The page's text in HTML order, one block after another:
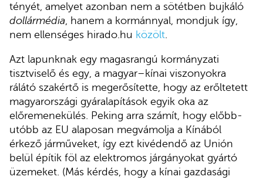
tényét, amelyet azonban nem a sötétben bujkáló
dollármédia, hanem a kormánnyal, mondjuk így,
nem ellenséges hirado.hu közölt.
Azt lapunknak egy magasrangú kormányzati
tisztviselő és egy, a magyar–kínai viszonyokra
rálátó szakértő is megerősítette, hogy az erőltetett
magyarországi gyáralapítások egyik oka az
előremenekülés. Peking arra számít, hogy előbb-
utóbb az EU alaposan megvámolja a Kínából
érkező járműveket, így ezt kivédendő az Unión
belül építik föl az elektromos járgányokat gyártó
üzemeket. (Más kérdés, hogy a kínai gazdasági